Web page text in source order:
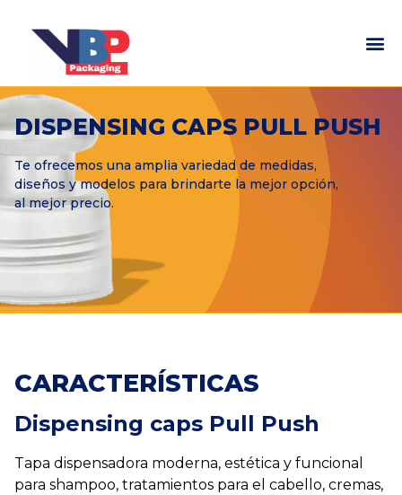
DISPENSING CAPS PULL PUSH
Te ofrecemos una amplia variedad de medidas,
diseños y modelos para brindarte la mejor opción,
al mejor precio.
CARACTERÍSTICAS
Dispensing caps Pull Push
Tapa dispensadora moderna, estética y funcional
para shampoo, tratamientos para el cabello, cremas,